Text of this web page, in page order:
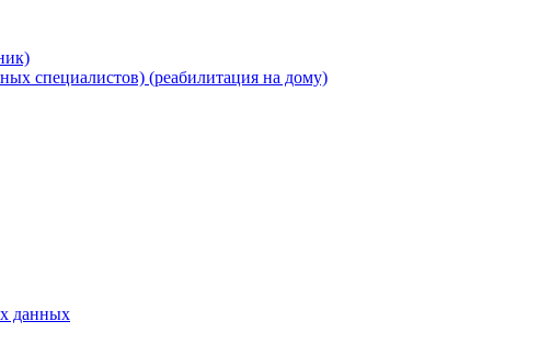
специалистов) (реабилитация на дому)
данных